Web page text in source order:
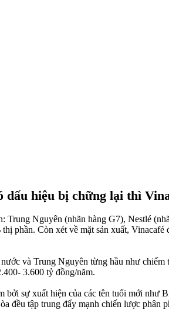
hiệu bị chững lại thì
Nguyên (nhãn hàng G7), Nestlé
phần. Còn xét về mặt sản xuất,
và Trung Nguyên từng hầu như
3.600 tỷ đồng/năm.
sự xuất hiện của các tên tuổi mới như
tập trung đẩy mạnh chiến lược phân